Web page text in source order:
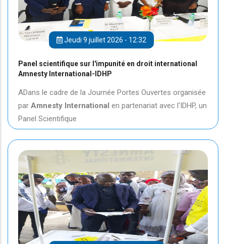
Jeudi 9 juillet 2026 - 12:32
Panel scientifique sur l'impunité en droit international
Amnesty International-IDHP
ADans le cadre de la Journée Portes Ouvertes organisée
par Amnesty International en partenariat avec l'IDHP, un
Panel Scientifique